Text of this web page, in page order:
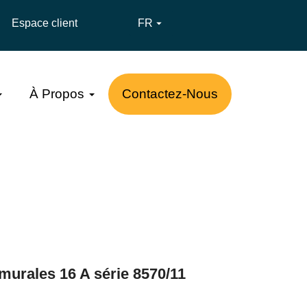
Espace client FR 
À Propos Contactez-Nous
16 A série 8570/11